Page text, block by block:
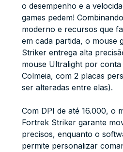
o desempenho e a
games pedem!
moderno e recursos que
em cada partida, o mouse
Striker entrega alta
mouse Ultralight por conta
Colmeia, com 2 placas
ser alteradas entre elas).
Com DPI de até 16.000, o
Fortrek Striker garante
precisos, enquanto o
permite personalizar